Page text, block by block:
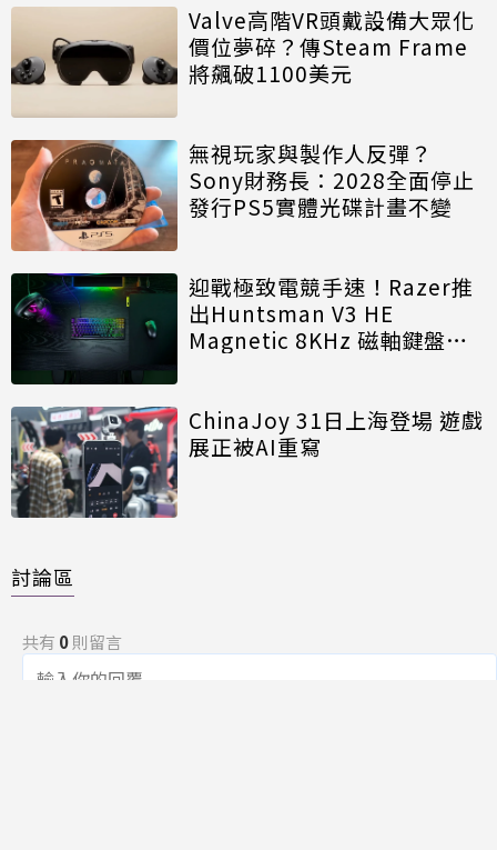
Valve高階VR頭戴設備大眾化
價位夢碎？傳Steam Frame
將飆破1100美元
無視玩家與製作人反彈？
Sony財務長：2028全面停止
發行PS5實體光碟計畫不變
迎戰極致電競手速！Razer推
出Huntsman V3 HE
Magnetic 8KHz 磁軸鍵盤效
ChinaJoy 31日上海登場 遊戲
展正被AI重寫
討論區
共有 0則留言